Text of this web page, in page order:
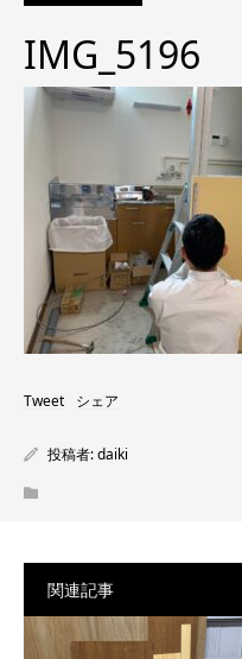
IMG_5196
Tweet シェア
投稿者:daiki
関連記事